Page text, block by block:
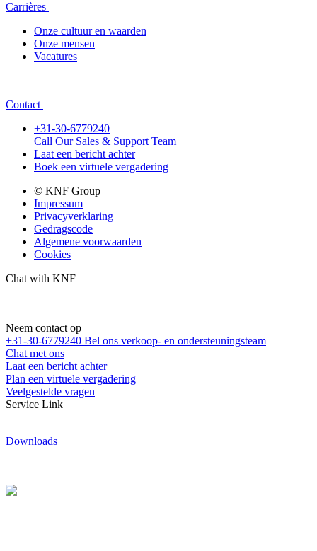
Carrières
Onze cultuur en waarden
Onze mensen
Vacatures
Contact
+31-30-6779240
Call Our Sales & Support Team
Laat een bericht achter
Boek een virtuele vergadering
© KNF Group
Impressum
Privacyverklaring
Gedragscode
Algemene voorwaarden
Cookies
Chat with KNF
Neem contact op
+31-30-6779240 Bel ons verkoop- en ondersteuningsteam
Chat met ons
Laat een bericht achter
Plan een virtuele vergadering
Veelgestelde vragen
Service Link
Downloads